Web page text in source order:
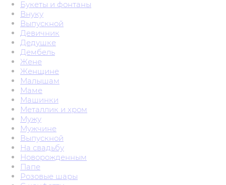
Букеты и фонтаны
Внуку
Выпускной
Девичник
Дедушке
Дембель
Жене
Женщине
Малышам
Маме
Машинки
Металлик и хром
Мужу
Мужчине
Выпускной
На свадьбу
Новорожденным
Папе
Розовые шары